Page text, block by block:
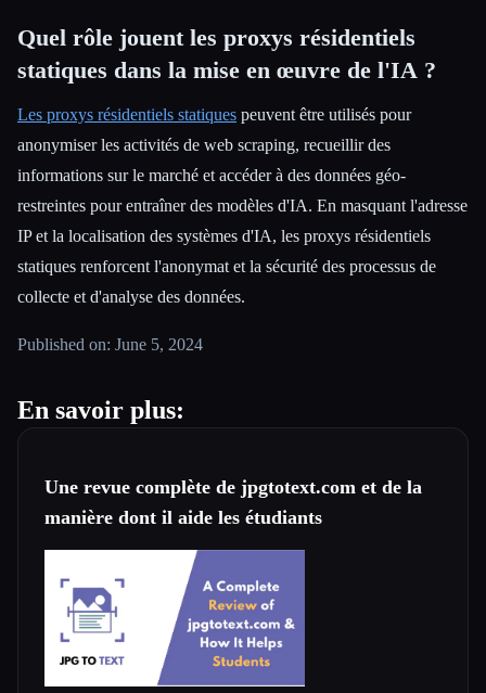
Quel rôle jouent les proxys résidentiels
statiques dans la mise en œuvre de l'IA ?
Les proxys résidentiels statiques peuvent être utilisés pour
anonymiser les activités de web scraping, recueillir des
informations sur le marché et accéder à des données géo-
restreintes pour entraîner des modèles d'IA. En masquant l'adresse
IP et la localisation des systèmes d'IA, les proxys résidentiels
statiques renforcent l'anonymat et la sécurité des processus de
collecte et d'analyse des données.
Published on: June 5, 2024
En savoir plus:
Une revue complète de jpgtotext.com et de la
manière dont il aide les étudiants